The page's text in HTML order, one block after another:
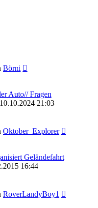
Börni
Auto// Fragen
10.10.2024 21:03
Oktober_Explorer
Geländefahrt
16:44
RoverLandyBoy1